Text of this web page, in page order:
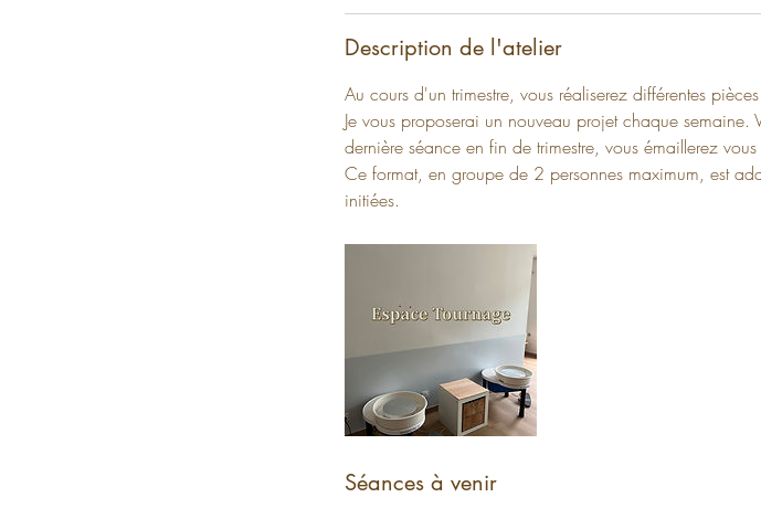
i
n
Description de l'atelier
Au cours d'un trimestre, vous réaliserez différentes
Je vous proposerai un nouveau projet chaque semaine.
dernière séance en fin de trimestre, vous émaillerez
Ce format, en groupe de 2 personnes maximum, est
initiées.
Séances à venir